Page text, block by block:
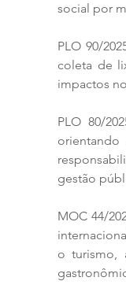
social por
PLO 90/
coleta de
impactos
PLO 80/
gestão
MOC 44/
o turismo,